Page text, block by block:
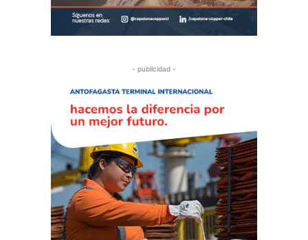
- publicidad -